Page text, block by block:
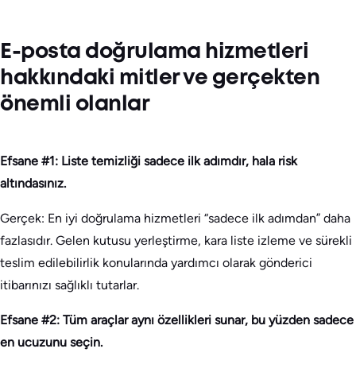
E-posta doğrulama hizmetleri
hakkındaki mitler ve gerçekten
önemli olanlar
Efsane #1: Liste temizliği sadece ilk adımdır, hala risk
altındasınız.
Gerçek: En iyi doğrulama hizmetleri “sadece ilk adımdan” daha
fazlasıdır. Gelen kutusu yerleştirme, kara liste izleme ve sürekli
teslim edilebilirlik konularında yardımcı olarak gönderici
itibarınızı sağlıklı tutarlar.
Efsane #2: Tüm araçlar aynı özellikleri sunar, bu yüzden sadece
en ucuzunu seçin.